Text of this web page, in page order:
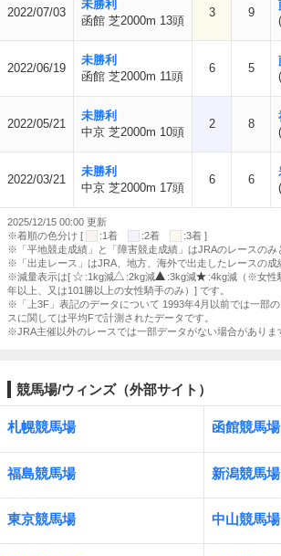
2022/07/03
未勝利
函館 芝2000m 13頭
3 9
2022/06/19
未勝利
函館 芝2000m 11頭
6 5
2022/05/21
未勝利
中京 芝2000m 10頭
2 8
2022/03/21
未勝利
中京 芝2000m 17頭
6 6
2025/12/15 00:00 更新
※着順の色分け [
:1着 :2着
:3着 ]
※「平地競走成績」と「障害競走成績」はJRAのレースのみ
※「出走レース」はJRA、地方、海外で出走したレースの成
※減量表示は[
:1kg減 :2kg減 :3kg減 :4kg減（※女性
年以上、又は101勝以上の女性騎手のみ）] です。
※「上3F」表記のデータについて 1993年4月以前では一部
スに関しては平均Fで計測されたデータです。
※JRA主催以外のレースでは一部データがない場合がありま
競馬場/ウィンズ（外部サイト）
札幌競馬場 函館競馬場
福島競馬場 新潟競馬場
東京競馬場 中山競馬場